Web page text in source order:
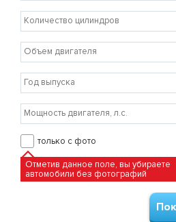
только с фото
Отметив данное поле, вы убираете
автомобили без фотографий